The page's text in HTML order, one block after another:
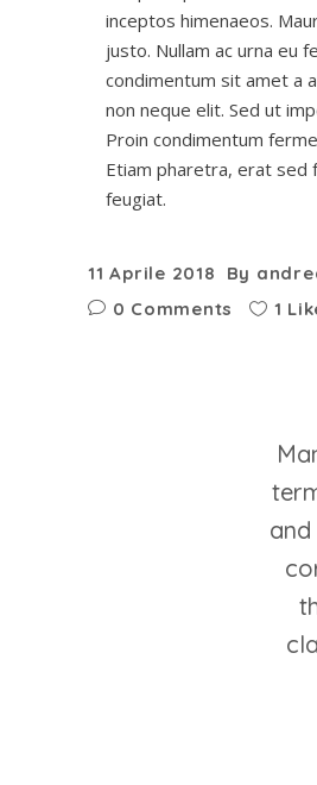
inceptos himenaeos.
justo. Nullam ac urna eu
condimentum sit amet a
non neque elit. Sed ut
Proin condimentum
Etiam pharetra, erat sed
feugiat.
11 Aprile 2018 By
0 Comments
1